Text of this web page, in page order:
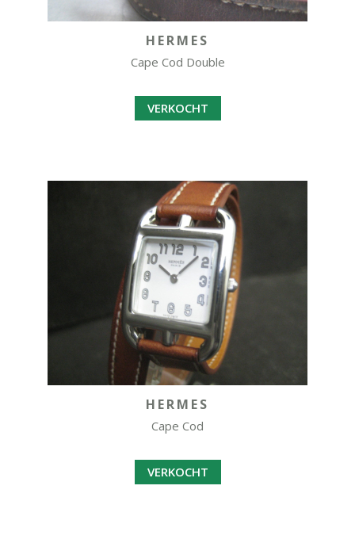
HERMES
Cape Cod Double
VERKOCHT
HERMES
Cape Cod
VERKOCHT